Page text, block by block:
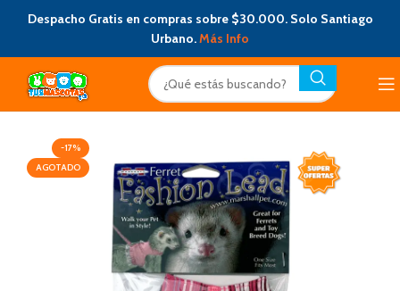
Despacho Gratis en compras sobre $30.000. Solo Santiago
Urbano.Más Info
-17%
AGOTADO